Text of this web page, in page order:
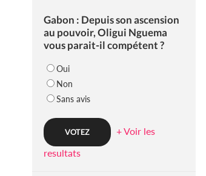
Gabon : Depuis son ascension
au pouvoir, Oligui Nguema
vous parait-il compétent ?
Oui
Non
Sans avis
+ Voir les
resultats